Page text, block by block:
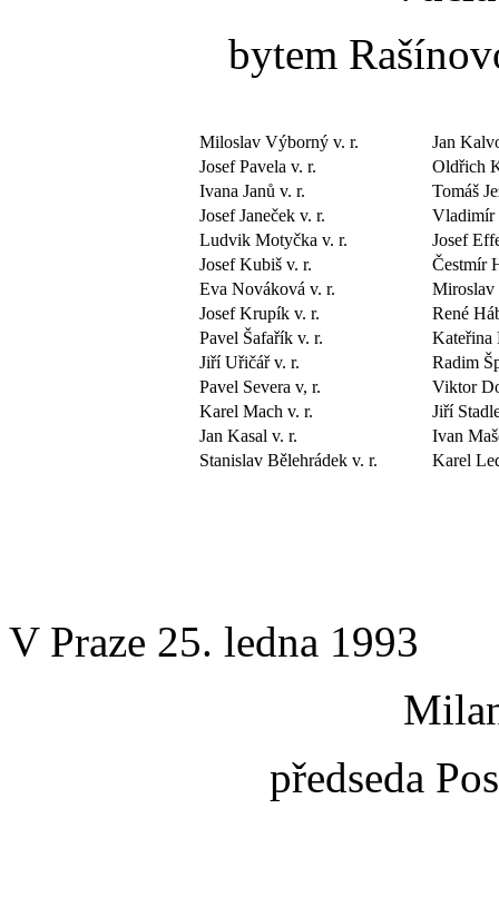
bytem
Miloslav Výborný v. r.
Jan
Josef Pavela v. r.
Oldřich
Ivana Janů v. r.
Tomáš
Josef Janeček v. r.
Vladimír
Ludvik Motyčka v. r.
Josef
Josef Kubiš v. r.
Čestmír
Eva Nováková v. r.
Miroslav
Josef Krupík v. r.
René
Pavel Šafařík v. r.
Kateřina
Jiří Uřičář v. r.
Radim
Pavel Severa v, r.
Viktor
Karel Mach v. r.
Jiří
Jan Kasal v. r.
Ivan
Stanislav Bělehrádek v. r.
Karel
V Praze 25. ledna 1993
předseda